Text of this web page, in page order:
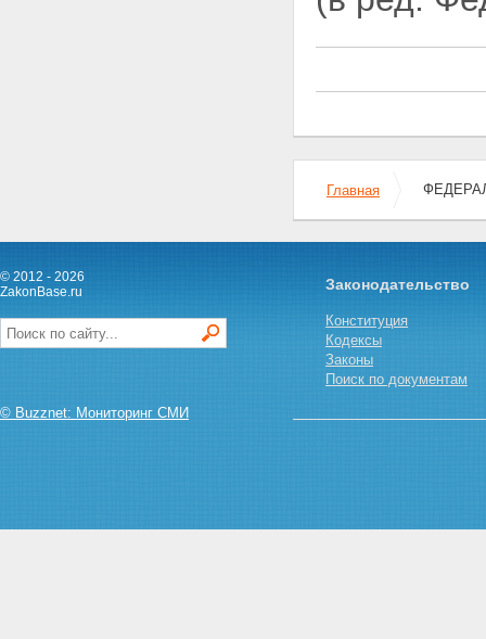
Главная
© 2012 - 2026
ZakonBase.ru
© Buzznet: Мониторинг СМИ
Законодательство
Конституция
Кодексы
Законы
Поиск по документам